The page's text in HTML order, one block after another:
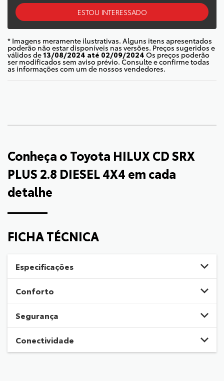
ESTOU INTERESSADO
* Imagens meramente ilustrativas. Alguns itens apresentados
poderão não estar disponíveis nas versões. Preços sugeridos e
válidos de 13/08/2024 até 02/09/2024 Os preços poderão
ser modificados sem aviso prévio. Consulte e confirme todas
as informações com um de nossos vendedores.
Conheça o Toyota HILUX CD SRX
PLUS 2.8 DIESEL 4X4 em cada
detalhe
FICHA TÉCNICA
Especificações
Conforto
Segurança
Conectividade